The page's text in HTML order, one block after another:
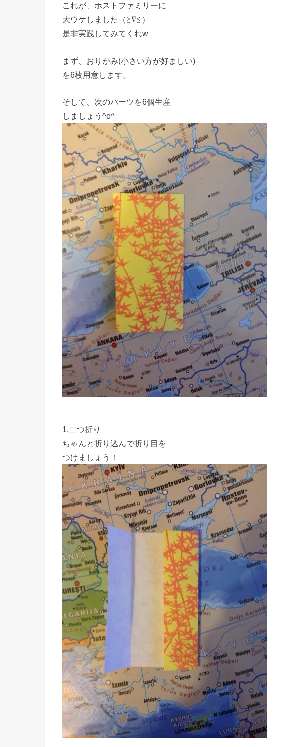
これが、ホストファミリーに
大ウケしました（≧∇≦）
是非実践してみてくれw
まず、おりがみ(小さい方が好ましい)
を6枚用意します。
そして、次のパーツを6個生産
しましょう^o^
1.二つ折り
ちゃんと折り込んで折り目を
つけましょう！